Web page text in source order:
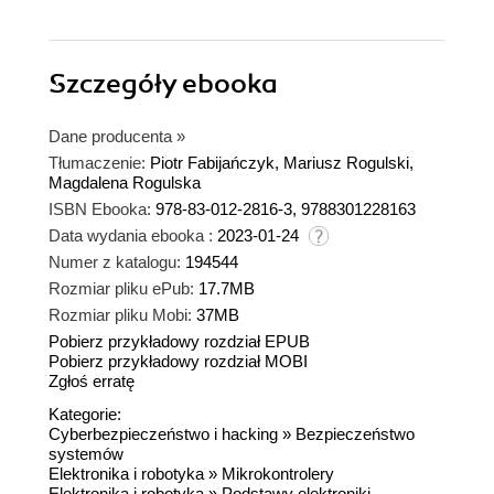
Szczegółyebooka
Dane producenta »
Tłumaczenie: Piotr Fabijańczyk, Mariusz Rogulski,
Magdalena Rogulska
ISBN Ebooka: 978-83-012-2816-3, 9788301228163
Data wydania ebooka : 2023-01-24
Numer z katalogu: 194544
Rozmiar pliku ePub: 17.7MB
Rozmiar pliku Mobi: 37MB
Pobierz przykładowy rozdział EPUB
Pobierz przykładowy rozdział MOBI
Zgłoś erratę
Kategorie:
Cyberbezpieczeństwo i hacking » Bezpieczeństwo
systemów
Elektronika i robotyka » Mikrokontrolery